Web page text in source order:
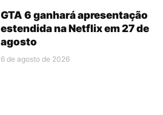
GTA 6 ganhará apresentação
estendida na Netflix em 27 de
agosto
6 de agosto de 2026